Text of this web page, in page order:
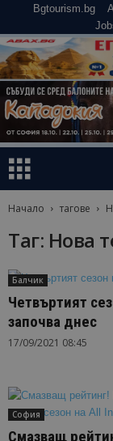
Bgtourism.bg
Начало тагове
Таг: Нова
Балчик
Четвъртият
започва днес
17/09/2021 08:45
София
Смазващ